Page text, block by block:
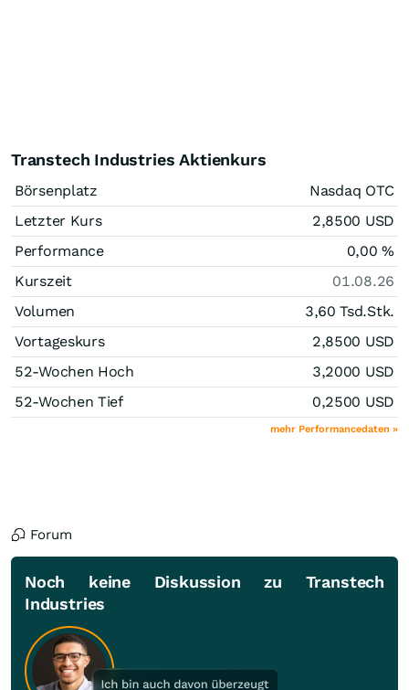
Transtech Industries Aktienkurs
Börsenplatz
Nasdaq OTC
Letzter Kurs
2,8500 USD
Performance
0,00%
Kurszeit
01.08.26
Volumen
3,60 Tsd.Stk.
Vortageskurs
2,8500 USD
52-Wochen Hoch
3,2000 USD
52-Wochen Tief
0,2500 USD
mehr Performancedaten »
Forum
Noch keine Diskussion zu Transtech
Industries